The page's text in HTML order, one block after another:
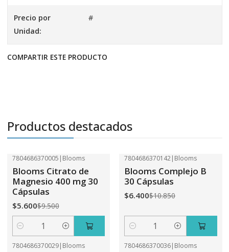
Precio por
Unidad:
#
COMPARTIR ESTE PRODUCTO
Productos destacados
7804686370005 | Blooms
Blooms Citrato de
Magnesio 400 mg 30
Cápsulas
$5.600$9.500
Cantidad
7804686370142| Blooms
Blooms Complejo B
30 Cápsulas
$6.400$10.850
Cantidad
7804686370029| Blooms 7804686370036| Blooms